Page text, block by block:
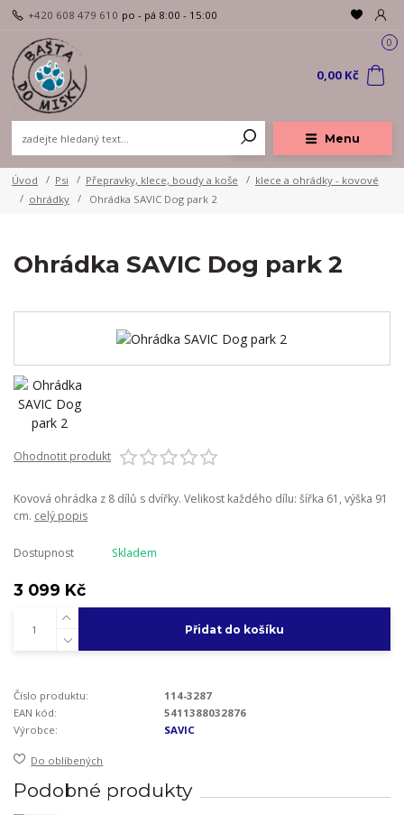
Menu
+420 608 479 610 po - pá 8:00 - 15:00
0
0,00 Kč
Úvod Psi Přepravky, klece, boudy a koše
klece a ohrádky - kovové
ohrádky
Ohrádka SAVIC Dog park 2
Ohrádka SAVIC Dog park 2
Ohodnotit produkt
Kovová ohrádka z 8 dílů s dvířky. Velikost každého dílu: šířka 61, výška 91
cm. celý popis
Dostupnost Skladem
3 099 Kč
Přidat do košíku
Číslo produktu:
114-3287
EAN kód:
5411388032876
Výrobce:
SAVIC
Do oblíbených
Podobné produkty